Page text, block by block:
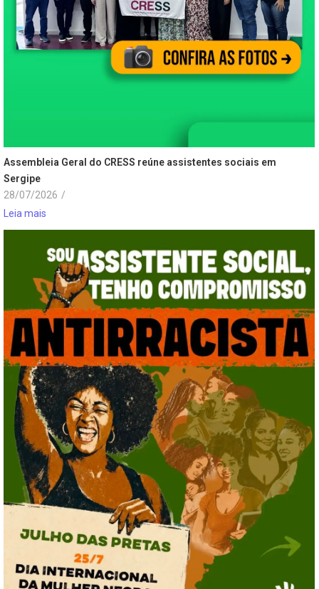
Assembleia Geral do CRESS reúne assistentes sociais em
Sergipe
28/07/2026 /
Leia mais